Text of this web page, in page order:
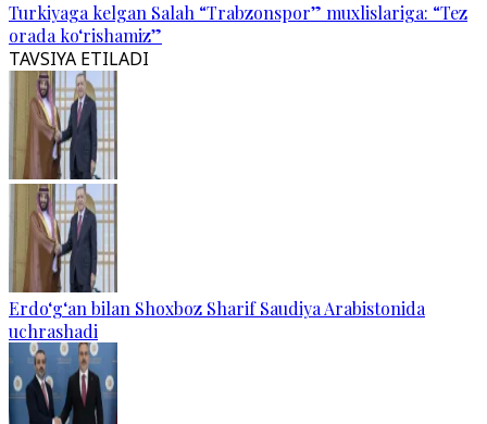
Turkiyaga kelgan Salah “Trabzonspor” muxlislariga: “Tez
orada ko‘rishamiz”
TAVSIYA ETILADI
Erdo‘g‘an bilan Shoxboz Sharif Saudiya Arabistonida
uchrashadi